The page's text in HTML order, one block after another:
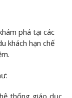
phá tại các
khách hạn chế